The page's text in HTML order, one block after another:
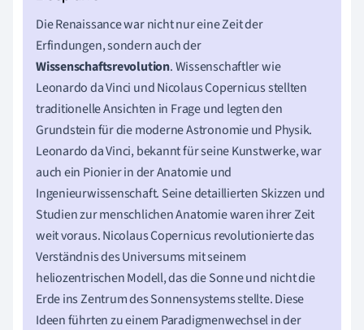
Die Renaissance war nicht nur eine Zeit der
Erfindungen, sondern auch der
Wissenschaftsrevolution. Wissenschaftler wie
Leonardo da Vinci und Nicolaus Copernicus stellten
traditionelle Ansichten in Frage und legten den
Grundstein für die moderne Astronomie und Physik.
Leonardo da Vinci, bekannt für seine Kunstwerke, war
auch ein Pionier in der Anatomie und
Ingenieurwissenschaft. Seine detaillierten Skizzen und
Studien zur menschlichen Anatomie waren ihrer Zeit
weit voraus. Nicolaus Copernicus revolutionierte das
Verständnis des Universums mit seinem
heliozentrischen Modell, das die Sonne und nicht die
Erde ins Zentrum des Sonnensystems stellte. Diese
Ideen führten zu einem Paradigmenwechsel in der